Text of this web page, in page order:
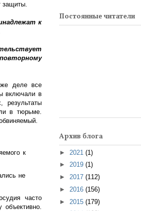
защиты.
к
деле все
включали в
результаты
в тюрьме.
к
не
часто
объективно.
Постоянные читатели
Архив блога
► 2021 (1)
► 2019 (1)
► 2017 (112)
► 2016 (156)
► 2015 (179)